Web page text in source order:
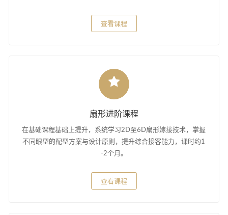
查看课程
扇形进阶课程
在基础课程基础上提升，系统学习2D至6D扇形嫁接技术，掌握
不同眼型的配型方案与设计原则，提升综合接客能力，课时约1
-2个月。
查看课程